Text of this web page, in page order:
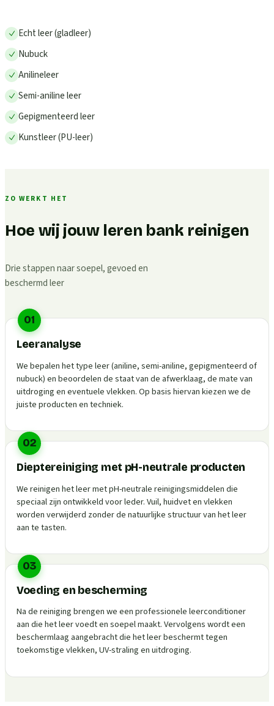
Echt leer (gladleer)
Nubuck
Anilineleer
Semi-aniline leer
Gepigmenteerd leer
Kunstleer (PU-leer)
ZO WERKT HET
Hoe wij jouw leren bank reinigen
Drie stappen naar soepel, gevoed en
beschermd leer
01
Leeranalyse
We bepalen het type leer (aniline, semi-aniline, gepigmenteerd of
nubuck) en beoordelen de staat van de afwerklaag, de mate van
uitdroging en eventuele vlekken. Op basis hiervan kiezen we de
juiste producten en techniek.
02
Dieptereiniging met pH-neutrale producten
We reinigen het leer met pH-neutrale reinigingsmiddelen die
speciaal zijn ontwikkeld voor leder. Vuil, huidvet en vlekken
worden verwijderd zonder de natuurlijke structuur van het leer
aan te tasten.
03
Voeding en bescherming
Na de reiniging brengen we een professionele leerconditioner
aan die het leer voedt en soepel maakt. Vervolgens wordt een
beschermlaag aangebracht die het leer beschermt tegen
toekomstige vlekken, UV-straling en uitdroging.